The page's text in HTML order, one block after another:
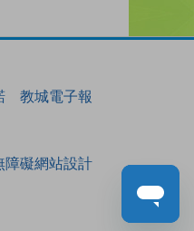
教城電子報
障礙網站設計